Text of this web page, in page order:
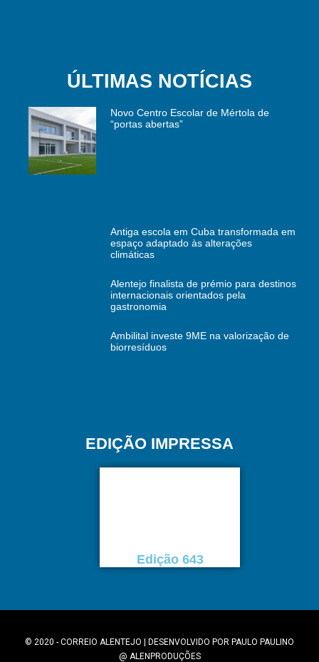
ÚLTIMAS NOTÍCIAS
Novo Centro Escolar de Mértola de
“portas abertas”
Antiga escola em Cuba transformada em
espaço adaptado às alterações
climáticas
Alentejo finalista de prémio para destinos
internacionais orientados pela
gastronomia
Ambilital investe 9ME na valorização de
biorresíduos
EDIÇÃO IMPRESSA
Edição 643
© 2020 - CORREIO ALENTEJO | DESENVOLVIDO POR PAULO PAULINO
@ ALENPRODUÇÕES